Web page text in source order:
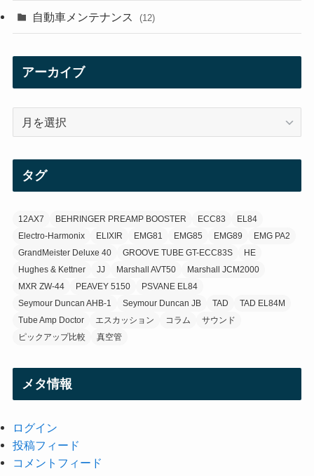
(21)
(3)
(3)
自動車メンテナンス (12)
アーカイブ
タグ
12AX7 BEHRINGER PREAMP BOOSTER ECC83
EL84
Electro-Harmonix
ELIXIR EMG81 EMG85 EMG89
EMG PA2
GrandMeister Deluxe 40
GROOVE TUBE GT-ECC83S
HE
Hughes & Kettner
JJ Marshall AVT50
Marshall JCM2000
MXR ZW-44
PEAVEY 5150
PSVANE EL84
Seymour Duncan AHB-1
Seymour Duncan JB TAD
TAD EL84M
Tube Amp Doctor
エスカッション コラム
サウンド
ピックアップ比較
真空管
メタ情報
ログイン
投稿フィード
コメントフィード